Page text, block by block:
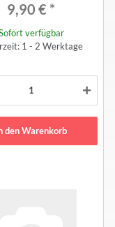
9,90 € *
verfügbar
1 - 2 Werktage
den Warenkorb